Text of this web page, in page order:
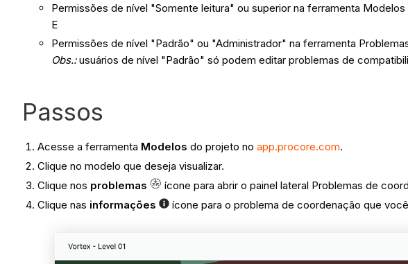
Permissões de nível "Somente leitura" ou superior na ferramenta
E
Permissões de nível "Padrão" ou "Administrador" na ferramenta
Obs.:usuários de nível "Padrão" só podem editar problemas de
Passos
Acesse a ferramenta Modelos do projeto noapp.procore.com.
Clique no modelo que deseja visualizar.
Clique nos problemas
ícone para abrir o painel lateral Problemas de
Clique nas informações ícone para o problema de coordenação que